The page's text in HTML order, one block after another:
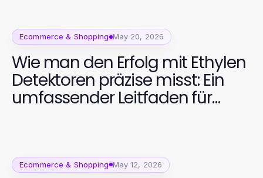
Ecommerce & Shopping May 20, 2026
Wie man den Erfolg mit Ethylen
Detektoren präzise misst: Ein
umfassender Leitfaden für
Ecommerce & Shopping May 12, 2026